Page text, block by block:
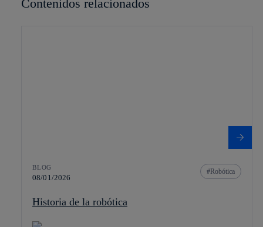
Contenidos relacionados
BLOG
08/01/2026
Robótica
Historia de la robótica